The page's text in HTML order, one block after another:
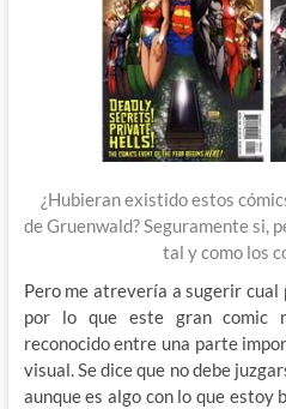
¿Hubieran existido estos
de Gruenwald? Seguramente si,
tal y como los
Pero me atrevería a sugerir cual
por lo que este gran comic
reconocido entre una parte
visual. Se dice que no debe
aunque es algo con lo que estoy